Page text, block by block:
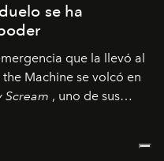
se ha
que la llevó al
Machine se volcó en
Scream , uno de sus
fecha.